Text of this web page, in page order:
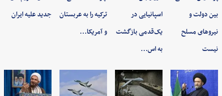
بین دولت و
نیروهای مسلح
نیست
اسپانیایی در
یک‌قدمی بازگشت
به اس…
ترکیه را به عربستان
و آمریکا…
جدید علیه ایران